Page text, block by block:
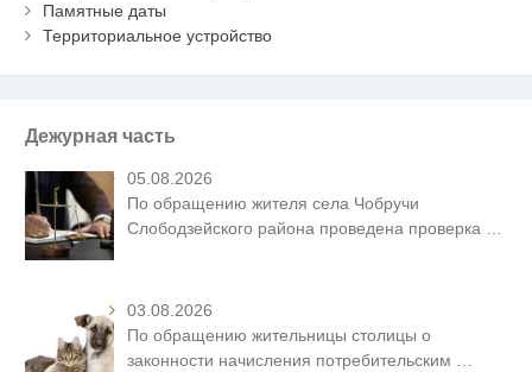
Памятные даты
Территориальное устройство
Дежурная часть
05.08.2026
По обращению жителя села Чобручи
Слободзейского района проведена проверка
03.08.2026
По обращению жительницы столицы о
законности начисления потребительским